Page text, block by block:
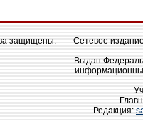
защищены.
Сетевое
Выдан
Редакция: